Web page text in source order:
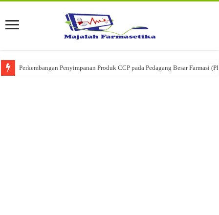
Perkembangan Penyimpanan Produk CCP pada Pedagang Besar Farmasi